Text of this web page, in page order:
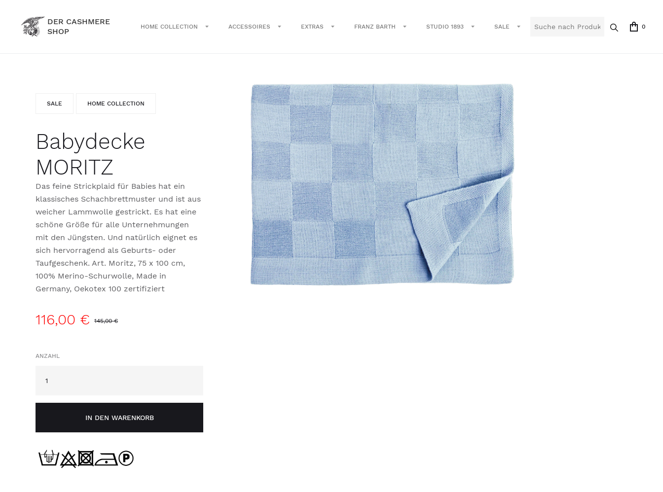
DER CASHMERE
SHOP
HOME COLLECTION ACCESSOIRES EXTRAS FRANZ BARTH STUDIO 1893 SALE 0
SALE HOME COLLECTION
Babydecke
MORITZ
Das feine Strickplaid für Babies hat ein
klassisches Schachbrettmuster und ist aus
weicher Lammwolle gestrickt. Es hat eine
schöne Größe für alle Unternehmungen
mit den Jüngsten. Und natürlich eignet es
sich hervorragend als Geburts- oder
Taufgeschenk. Art. Moritz, 75 x 100 cm,
100% Merino-Schurwolle, Made in
Germany, Oekotex 100 zertifiziert
116,00 € 145,00 €
ANZAHL
IN DEN WARENKORB